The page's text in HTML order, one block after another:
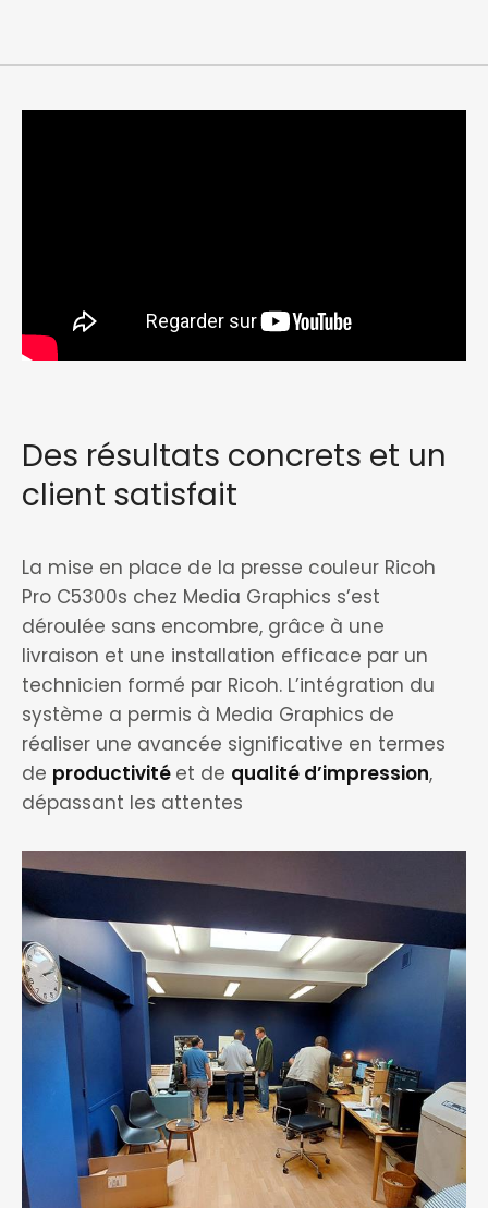
Des résultats concrets et un
client satisfait
La mise en place de la presse couleur Ricoh
Pro C5300s chez Media Graphics s’est
déroulée sans encombre, grâce à une
livraison et une installation efficace par un
technicien formé par Ricoh. L’intégration du
système a permis à Media Graphics de
réaliser une avancée significative en termes
de productivité et de qualité d’impression,
dépassant les attentes